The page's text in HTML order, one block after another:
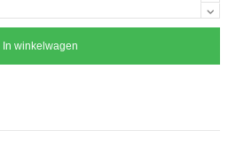
In winkelwagen